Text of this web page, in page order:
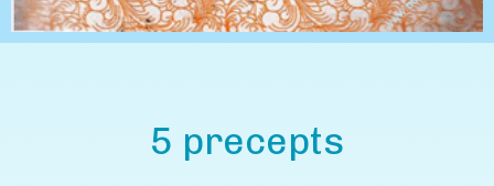
5 precepts